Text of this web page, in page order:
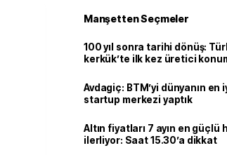
Manşetten Seçmeler
100 yıl sonra tarihi dönüş:
kerkük’te ilk kez üretici
Avdagiç: BTM’yi dünyanın en
startup merkezi yaptık
Altın fiyatları 7 ayın en güçlü
ilerliyor: Saat 15.30’a dikkat